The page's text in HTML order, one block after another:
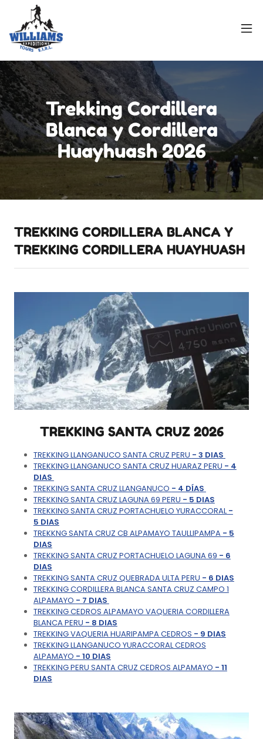
Trekking Cordillera
Blanca y Cordillera
Huayhuash 2026
TREKKING CORDILLERA BLANCA Y
TREKKING CORDILLERA HUAYHUASH
TREKKING SANTA CRUZ 2026
TREKKING LLANGANUCO SANTA CRUZ PERU - 3 DIAS
TREKKING LLANGANUCO SANTA CRUZ HUARAZ PERU - 4
DIAS
TREKKING SANTA CRUZ LLANGANUCO - 4 DÍAS
TREKKING SANTA CRUZ LAGUNA 69 PERU - 5 DIAS
TREKKING SANTA CRUZ PORTACHUELO YURACCORAL-
5 DIAS
TREKKNG SANTA CRUZ CB ALPAMAYO TAULLIPAMPA - 5
DIAS
TREKKING SANTA CRUZ PORTACHUELO LAGUNA 69 - 6
DIAS
TREKKING SANTA CRUZ QUEBRADA ULTA PERU - 6 DIAS
TREKKING CORDILLERA BLANCA SANTA CRUZ CAMPO 1
ALPAMAYO - 7 DIAS
TREKKING CEDROS ALPAMAYO VAQUERIA CORDILLERA
BLANCA PERU - 8 DIAS
TREKKING VAQUERIA HUARIPAMPA CEDROS - 9 DIAS
TREKKING LLANGANUCO YURACCORAL CEDROS
ALPAMAYO - 10 DIAS
TREKKING PERU SANTA CRUZ CEDROS ALPAMAYO - 11
DIAS